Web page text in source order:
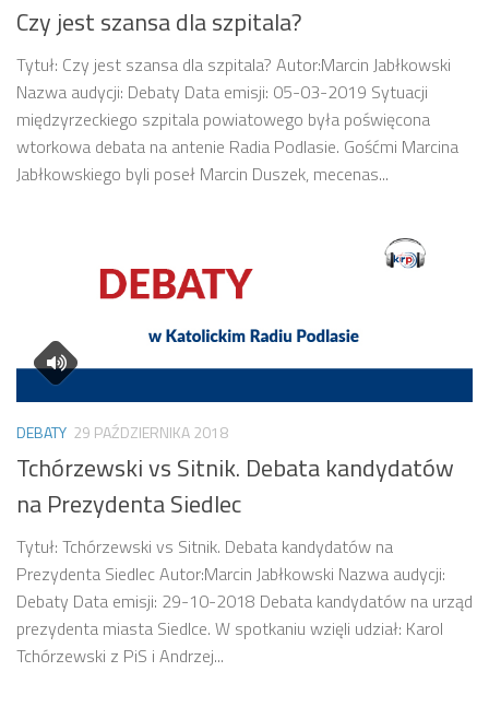
Czy jest szansa dla szpitala?
Tytuł: Czy jest szansa dla szpitala? Autor:Marcin Jabłkowski
Nazwa audycji: Debaty Data emisji: 05-03-2019 Sytuacji
międzyrzeckiego szpitala powiatowego była poświęcona
wtorkowa debata na antenie Radia Podlasie. Gośćmi Marcina
Jabłkowskiego byli poseł Marcin Duszek, mecenas...
DEBATY 29 PAŹDZIERNIKA 2018
Tchórzewski vs Sitnik. Debata kandydatów
na Prezydenta Siedlec
Tytuł: Tchórzewski vs Sitnik. Debata kandydatów na
Prezydenta Siedlec Autor:Marcin Jabłkowski Nazwa audycji:
Debaty Data emisji: 29-10-2018 Debata kandydatów na urząd
prezydenta miasta Siedlce. W spotkaniu wzięli udział: Karol
Tchórzewski z PiS i Andrzej...